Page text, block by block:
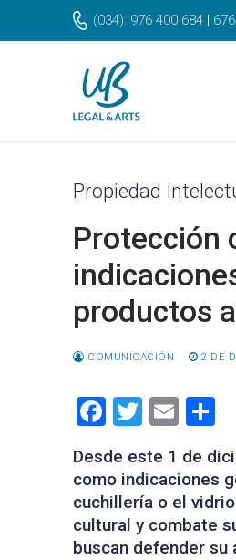
contenido
(034): 976 400 684 |
Propiedad
Protección
productos
COMUNICACIÓN 2 DE
Facebook
TwitterEmail
Desde este 1 de
como indicaciones
cuchillería o el
cultural y combate
buscan defender su